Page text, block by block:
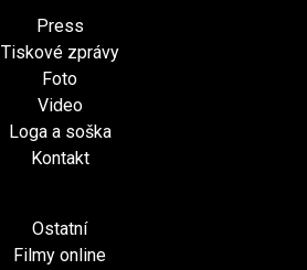
Press
Tiskové zprávy
Foto
Video
Loga a soška
Kontakt
Ostatní
Filmy online